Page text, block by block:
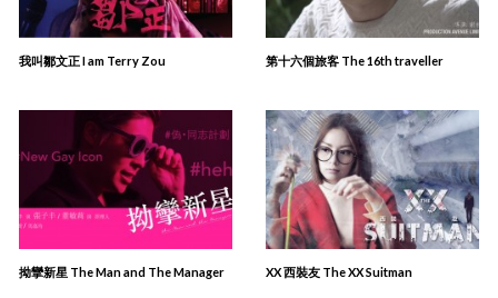
我叫鄒文正 I am Terry Zou 第十六個旅客 The 16th traveller
拗攣新星 The Man and The Manager XX 西裝友 The XX Suitman